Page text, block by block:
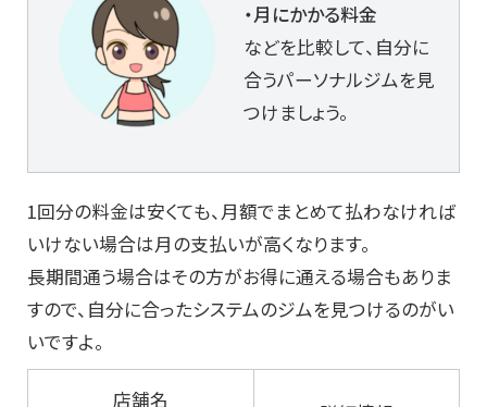
・月にかかる料金
などを比較して、自分に
合うパーソナルジムを見
つけましょう。
1回分の料金は安くても、月額でまとめて払わなければ
いけない場合は月の支払いが高くなります。
長期間通う場合はその方がお得に通える場合もありま
すので、自分に合ったシステムのジムを見つけるのがい
いですよ。
店舗名